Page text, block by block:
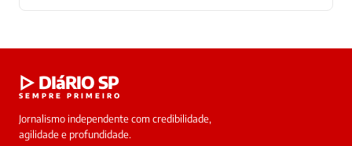
online
▷ DIáRIO SP
SEMPRE PRIMEIRO
Jornalismo independente com credibilidade,
agilidade e profundidade.